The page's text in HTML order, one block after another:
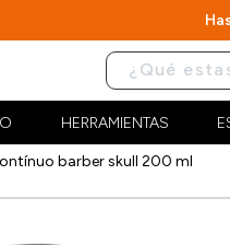
HERRAMIENTAS
barber skull 200 ml